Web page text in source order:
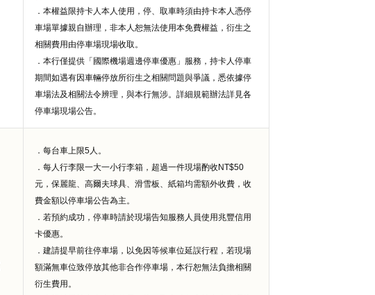
．本權益限持卡人本人使用，停、取車時須由持卡本人憑停
車場單據親自辦理，非本人恕無法使用本免費權益，衍生之
相關費用由停車場現場收取。
．本行僅提供「國際機場週邊停車優惠」服務，持卡人停車
期間如遇有因車輛停放所衍生之相關問題與爭議，悉依據停
車場法及相關法令辨理，與本行無涉。詳細規範辦法詳見各
停車場現場公告。
．每台車上限5人。
．每人行李限一大一小行李箱，超過一件現場酌收NT$50
元，保麗龍、高爾夫球具、滑雪板、紙箱均需額外收費，收
費金額以停車場公告為主。
．若預約成功，停車時請於現場告知服務人員使用兆豐信用
卡優惠。
．建請提早前往停車場，以免因等候車位延誤行程，若現場
額滿無車位致停放其他非合作停車場，本行恕無法負擔相關
衍生費用。